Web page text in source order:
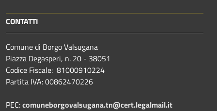
CONTATTI
Comune di Borgo Valsugana
Piazza Degasperi, n. 20 - 38051
Codice Fiscale: 81000910224
Partita IVA: 00862470226
PEC:comuneborgovalsugana.tn@cert.legalmail.it